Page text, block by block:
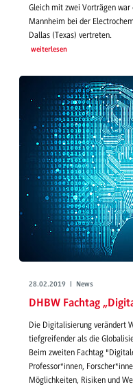
Gleich mit zwei Vorträgen war
Mannheim bei der
Dallas (Texas) vertreten.
weiterlesen
28.02.2019 | News
DHBW Fachtag
Die Digitalisierung verändert
tiefgreifender als die
Beim zweiten Fachtag
Professor*innen,
Möglichkeiten, Risiken und